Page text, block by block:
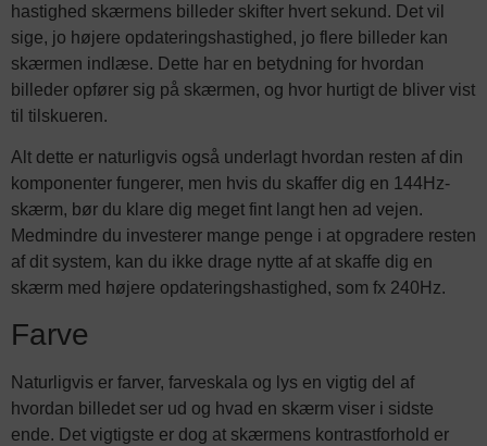
hastighed skærmens billeder skifter hvert sekund. Det vil
sige, jo højere opdateringshastighed, jo flere billeder kan
skærmen indlæse. Dette har en betydning for hvordan
billeder opfører sig på skærmen, og hvor hurtigt de bliver vist
til tilskueren.
Alt dette er naturligvis også underlagt hvordan resten af din
komponenter fungerer, men hvis du skaffer dig en 144Hz-
skærm, bør du klare dig meget fint langt hen ad vejen.
Medmindre du investerer mange penge i at opgradere resten
af dit system, kan du ikke drage nytte af at skaffe dig en
skærm med højere opdateringshastighed, som fx 240Hz.
Farve
Naturligvis er farver, farveskala og lys en vigtig del af
hvordan billedet ser ud og hvad en skærm viser i sidste
ende. Det vigtigste er dog at skærmens kontrastforhold er